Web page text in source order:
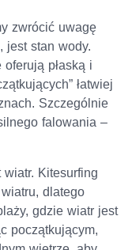
zwrócić uwagę
jest stan wody.
płaską i
łatwiej
Szczególnie
falowania –
Kitesurfing
dlatego
gdzie wiatr jest
początkującym,